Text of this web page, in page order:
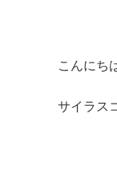
こんにち
サイラス